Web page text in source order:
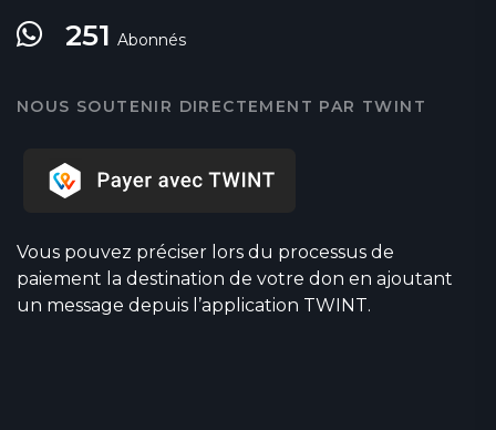
251 Abonnés
NOUS SOUTENIR DIRECTEMENT PAR TWINT
Vous pouvez préciser lors du processus de
paiement la destination de votre don en ajoutant
un message depuis l’application TWINT.